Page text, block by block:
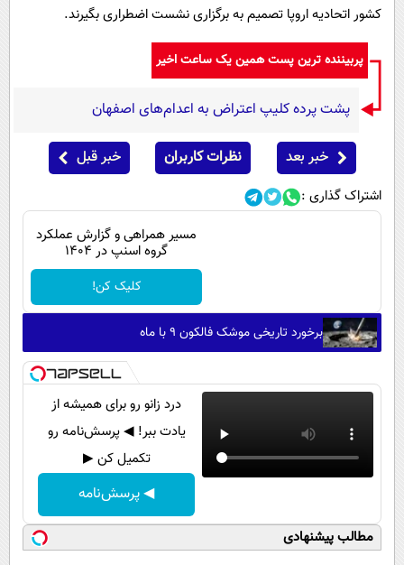
سیاست خارجی
کشور اتحادیه اروپا تصمیم به برگزاری نشست اضطراری بگیرند.
پربیننده ترین پست همین یک ساعت اخیر
پشت پرده کلیپ اعتراض به اعدام‌های اصفهان
خبر بعد نظرات کاربران خبر قبل
اشتراک گذاری :
مسیر همراهی و گزارش عملکرد
گروه اسنپ در ۱۴۰۴
کلیک کن!
برخورد تاریخی موشک فالکون ۹ با ماه
درد زانو رو برای همیشه از
یادت ببر! ◀ پرسش‌نامه رو
تکمیل کن ▶
◀ پرسش‌نامه
مطالب پیشنهادی